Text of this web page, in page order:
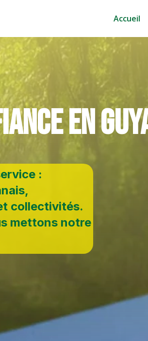
Accueil
en
:
collectivités.
mettons notre